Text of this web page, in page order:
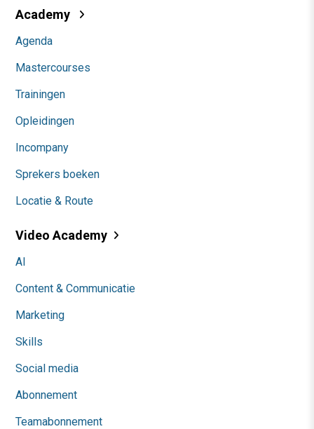
Academy
Agenda
Mastercourses
Trainingen
Opleidingen
Incompany
Sprekers boeken
Locatie & Route
Video Academy
AI
Content & Communicatie
Marketing
Skills
Social media
Abonnement
Teamabonnement